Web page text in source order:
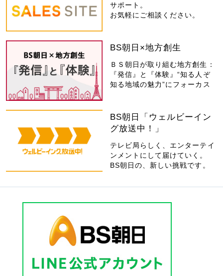
サポート。
お気軽にご相談ください。
BS朝日×地方創生
ＢＳ朝日が取り組む地方創生：
『発信』と『体験』“知る人ぞ
知る地域の魅力”にフォーカス
BS朝日「ウェルビーイン
グ放送中！」
テレビ局らしく、エンターテイ
ンメントにして届けていく。
BS朝日の、新しい挑戦です。